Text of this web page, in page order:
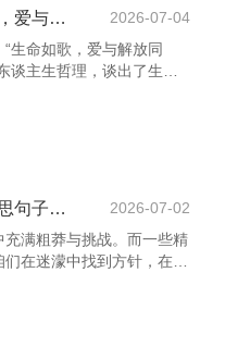
泰戈尔名言：生命如歌，爱与解放同业
2026-07-04
生命如歌，爱与解放同
谈主生哲理，谈出了生命
－网站制作－网站开发
潮也有低谷，有舒坦也有
，则是生命最贵重的礼
意愿去活命，去追寻逸
们，确凿的生命不应被拘
感悟东谈主生：精好意思句子启迪心灵
2026-07-02
满粗莽与挑战。而一些精
在迷濛中找到方针，在困
候狂风雨往时，而是学会
们，濒临艰辛时，心态决